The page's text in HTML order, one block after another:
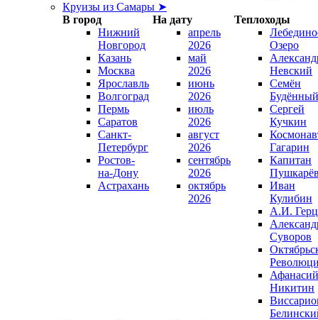
Круизы из Самары ➤
В город
На дату
Теплоходы
Нижний
Новгород
Казань
Москва
Ярославль
Волгоград
Пермь
Саратов
Санкт-
Петербург
Ростов-
на-Дону
Астрахань
апрель
2026
май
2026
июнь
2026
июль
2026
август
2026
сентябрь
2026
октябрь
2026
Озеро
Невский
Семён
Будённый
Сергей
Кучкин
Гагарин
Капитан
Иван
Кулибин
А.И.
Суворов
Афанасий
Никитин